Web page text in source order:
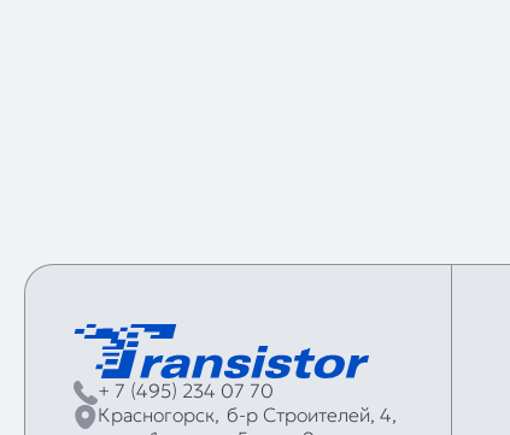
+ 7 (495) 234 07 70
Красногорск, б‑р Строителей, 4,